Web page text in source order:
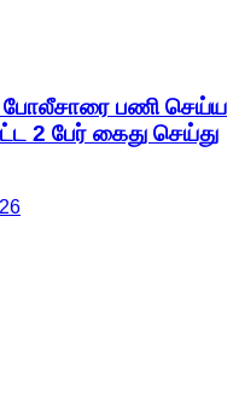
போலீசாரை பணி செய்ய
2 பேர் கைது செய்து